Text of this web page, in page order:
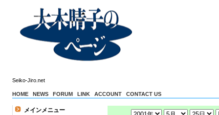
Seiko-Jiro.net
HOME NEWS FORUM LINK ACCOUNT CONTACT US
メインメニュー